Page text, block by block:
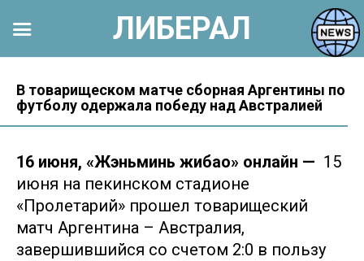
контенту
В товарищеском матче сборная Аргентины по
футболу одержала победу над Австралией
16 июня, «Жэньминь жибао» онлайн — 15
июня на пекинском стадионе
«Пролетарий» прошел товарищеский
матч Аргентина – Австралия,
завершившийся со счетом 2:0 в пользу
ЛИБЕРАЛ